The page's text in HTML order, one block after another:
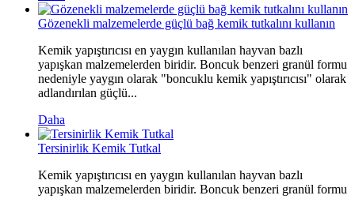
Gözenekli malzemelerde güçlü bağ kemik tutkalını kullanın
Kemik yapıştırıcısı en yaygın kullanılan hayvan bazlı
yapışkan malzemelerden biridir. Boncuk benzeri granül formu
nedeniyle yaygın olarak "boncuklu kemik yapıştırıcısı" olarak
adlandırılan güçlü...
Daha
Tersinirlik Kemik Tutkal
Kemik yapıştırıcısı en yaygın kullanılan hayvan bazlı
yapışkan malzemelerden biridir. Boncuk benzeri granül formu